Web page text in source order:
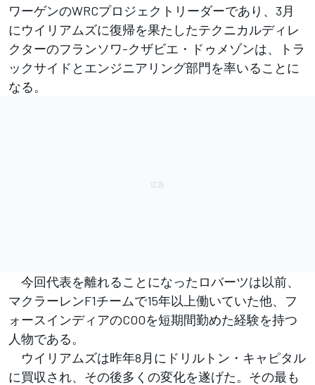
ワーゲンのWRCプロジェクトリーダーであり、3月
にウイリアムズに復帰を果たしたテクニカルディレ
クターのフランソワ-クザビエ・ドゥメゾンは、トラ
ックサイドとエンジニアリング部門を率いることに
なる。
今回代表を離れることになったロバーツは以前、
マクラーレンF1チームで15年以上働いていた他、フ
ォースインディアのCOOを短期間勤めた経験を持つ
人物である。
ウイリアムズは昨年8月にドリルトン・キャピタル
に買収され、その後多くの変化を遂げた。その最も